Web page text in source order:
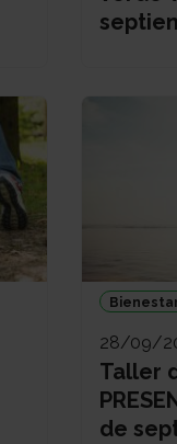
28/09/
Taller
de